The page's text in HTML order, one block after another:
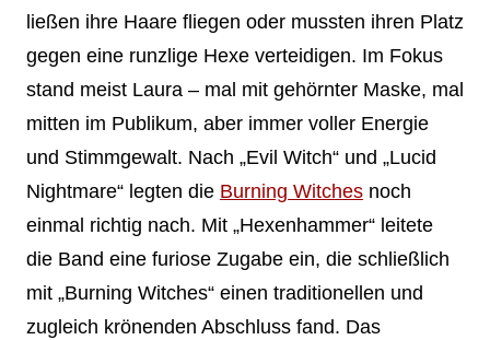
ließen ihre Haare fliegen oder mussten ihren Platz
gegen eine runzlige Hexe verteidigen. Im Fokus
stand meist Laura – mal mit gehörnter Maske, mal
mitten im Publikum, aber immer voller Energie
und Stimmgewalt. Nach „Evil Witch“ und „Lucid
Nightmare“ legten die Burning Witchesnoch
einmal richtig nach. Mit „Hexenhammer“ leitete
die Band eine furiose Zugabe ein, die schließlich
mit „Burning Witches“ einen traditionellen und
zugleich krönenden Abschluss fand. Das